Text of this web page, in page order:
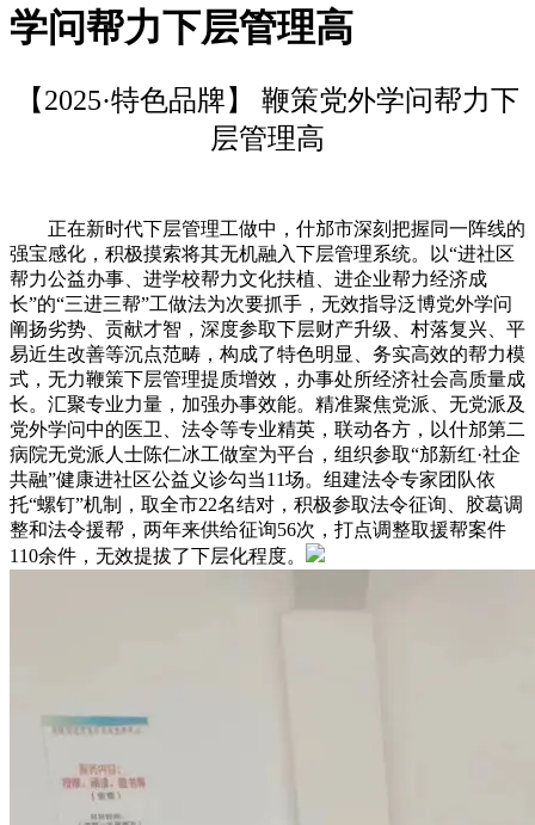
学问帮力下层管理高
【2025·特色品牌】 鞭策党外学问帮力下
层管理高
正在新时代下层管理工做中，什邡市深刻把握同一阵线的
强宝感化，积极摸索将其无机融入下层管理系统。以“进社区
帮力公益办事、进学校帮力文化扶植、进企业帮力经济成
长”的“三进三帮”工做法为次要抓手，无效指导泛博党外学问
阐扬劣势、贡献才智，深度参取下层财产升级、村落复兴、平
易近生改善等沉点范畴，构成了特色明显、务实高效的帮力模
式，无力鞭策下层管理提质增效，办事处所经济社会高质量成
长。汇聚专业力量，加强办事效能。精准聚焦党派、无党派及
党外学问中的医卫、法令等专业精英，联动各方，以什邡第二
病院无党派人士陈仁冰工做室为平台，组织参取“邡新红·社企
共融”健康进社区公益义诊勾当11场。组建法令专家团队依
托“螺钉”机制，取全市22名结对，积极参取法令征询、胶葛调
整和法令援帮，两年来供给征询56次，打点调整取援帮案件
110余件，无效提拔了下层化程度。